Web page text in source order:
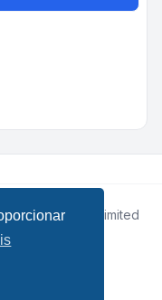
© phpBB Limited